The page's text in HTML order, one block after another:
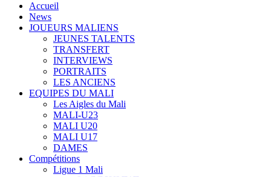
Accueil
News
JOUEURS MALIENS
JEUNES TALENTS
TRANSFERT
INTERVIEWS
PORTRAITS
LES ANCIENS
EQUIPES DU MALI
Les Aigles du Mali
MALI-U23
MALI U20
MALI U17
DAMES
Compétitions
Ligue 1 Mali